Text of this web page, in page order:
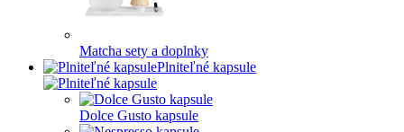
Matcha sety a doplnky
Plniteľné kapsule
Dolce Gusto kapsule